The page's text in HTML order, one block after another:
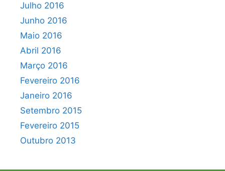
Julho 2016
Junho 2016
Maio 2016
Abril 2016
Março 2016
Fevereiro 2016
Janeiro 2016
Setembro 2015
Fevereiro 2015
Outubro 2013